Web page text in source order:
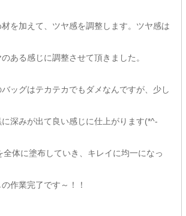
材を加えて、ツヤ感を調整します。ツヤ感は
ある感じに調整させて頂きました。
ッグはテカテカでもダメなんですが、少し
深みが出て良い感じに仕上がります(*^-
体に塗布していき、キレイに均一になっ
作業完了です～！！